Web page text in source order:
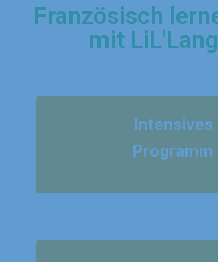
Französisch
mit
Intensives
Programm